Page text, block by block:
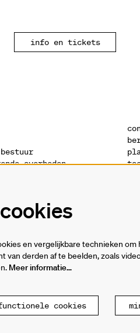
info en tickets
overheden
en vergelijkbare technieken
van derden af te beelden, zoals
Meer informatie…
cookies